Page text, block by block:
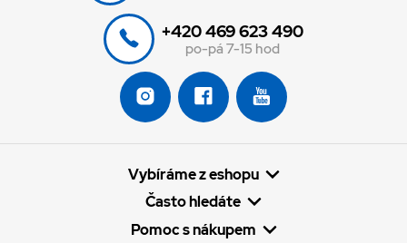
+420 469 623 490
po-pá 7-15 hod
Vybíráme z eshopu
Často hledáte
Pomoc s nákupem